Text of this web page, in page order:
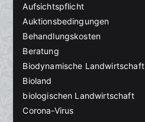
Aufsichtspflicht
Auktionsbedingungen
Behandlungskosten
Beratung
Biodynamische Landwirtschaft
Bioland
biologischen Landwirtschaft
Corona-Virus